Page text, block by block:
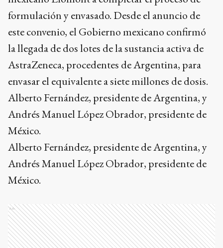
formulación y envasado. Desde el anuncio de
este convenio, el Gobierno mexicano confirmó
la llegada de dos lotes de la sustancia activa de
AstraZeneca, procedentes de Argentina, para
envasar el equivalente a siete millones de dosis.
Alberto Fernández, presidente de Argentina, y
Andrés Manuel López Obrador, presidente de
México.
Alberto Fernández, presidente de Argentina, y
Andrés Manuel López Obrador, presidente de
México.
Ads